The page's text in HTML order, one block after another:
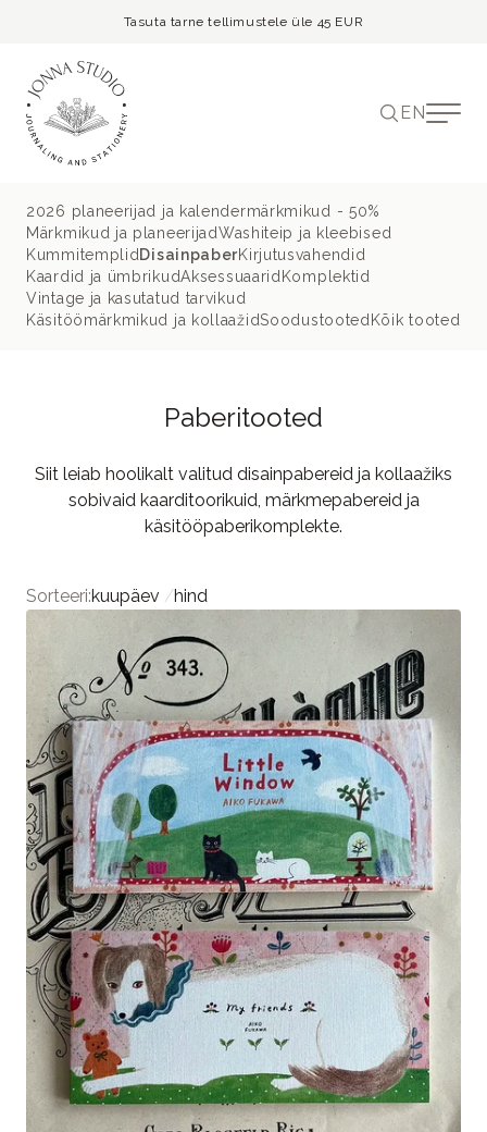
Tasuta tarne tellimustele üle 45 EUR
EN
2026 planeerijad ja kalendermärkmikud - 50%
Märkmikud ja planeerijadWashiteip ja kleebised
Kummitemplid DisainpaberKirjutusvahendid
Kaardid ja ümbrikudAksessuaarid Komplektid
Vintage ja kasutatud tarvikud
Käsitöömärkmikud ja kollaažidSoodustooted Kõik tooted
Paberitooted
Siit leiab hoolikalt valitud disainpabereid ja kollaažiks
sobivaid kaarditoorikuid, märkmepabereid ja
käsitööpaberikomplekte.
Sorteeri:kuupäev /hind